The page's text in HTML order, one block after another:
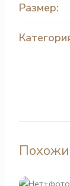
Размер: